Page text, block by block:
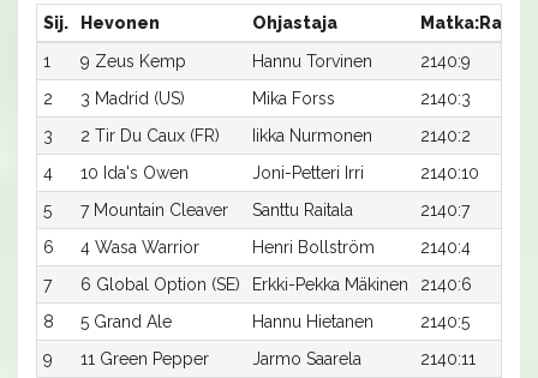
Sij. Hevonen Ohjastaja Matka:Rata
1
9 Zeus Kemp Hannu Torvinen 2140:9
2
3 Madrid (US) Mika Forss 2140:3
3
2 Tir Du Caux (FR) Iikka Nurmonen 2140:2
4
10 Ida's Owen Joni-Petteri Irri 2140:10
5
7 Mountain Cleaver Santtu Raitala 2140:7
6
4 Wasa Warrior Henri Bollström 2140:4
7
6 Global Option (SE) Erkki-Pekka Mäkinen 2140:6
8
5 Grand Ale Hannu Hietanen 2140:5
9
11 Green Pepper Jarmo Saarela 2140:11